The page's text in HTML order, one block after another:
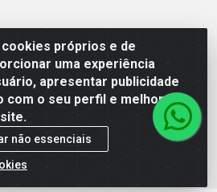
próprios e de
uma experiência
apresentar publicidade
com o seu perfil e melhorar a
não essenciais
- Estrada dos Casa, 4585 – São
/ SP – CEP: 09.840-000 - CNPJ
0001-41